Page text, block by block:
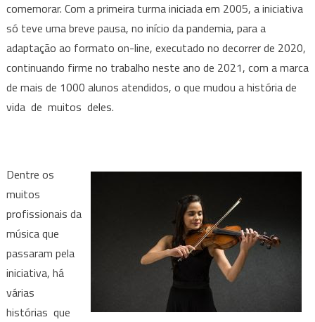
comemorar. Com a primeira turma iniciada em 2005, a iniciativa
só teve uma breve pausa, no início da pandemia, para a
adaptação ao formato on-line, executado no decorrer de 2020,
continuando firme no trabalho neste ano de 2021, com a marca
de mais de 1000 alunos atendidos, o que mudou a história de
vida de muitos deles.
Dentre os
muitos
profissionais da
música que
passaram pela
iniciativa, há
várias
histórias que